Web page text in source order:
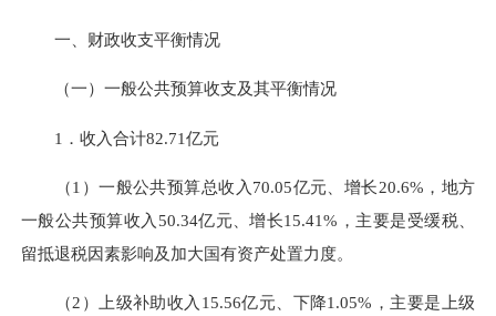
一、财政收支平衡情况
（一）一般公共预算收支及其平衡情况
1．收入合计82.71亿元
（1）一般公共预算总收入70.05亿元、增长20.6%，地方
一般公共预算收入50.34亿元、增长15.41%，主要是受缓税、
留抵退税因素影响及加大国有资产处置力度。
（2）上级补助收入15.56亿元、下降1.05%，主要是上级